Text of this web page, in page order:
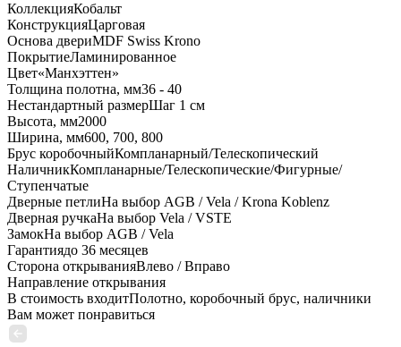
КоллекцияКобальт
КонструкцияЦарговая
Основа двериMDF Swiss Krono
ПокрытиеЛаминированное
Цвет«Манхэттен»
Толщина полотна, мм36 - 40
Нестандартный размерШаг 1 см
Высота, мм2000
Ширина, мм600, 700, 800
Брус коробочныйКомпланарный/Телескопический
НаличникКомпланарные/Телескопические/Фигурные/
Ступенчатые
Дверные петлиНа выбор AGB / Vela / Krona Koblenz
Дверная ручкаНа выбор Vela / VSTE
ЗамокНа выбор AGB / Vela
Гарантиядо 36 месяцев
Сторона открыванияВлево / Вправо
Направление открывания
В стоимость входитПолотно, коробочный брус, наличники
Вам может понравиться